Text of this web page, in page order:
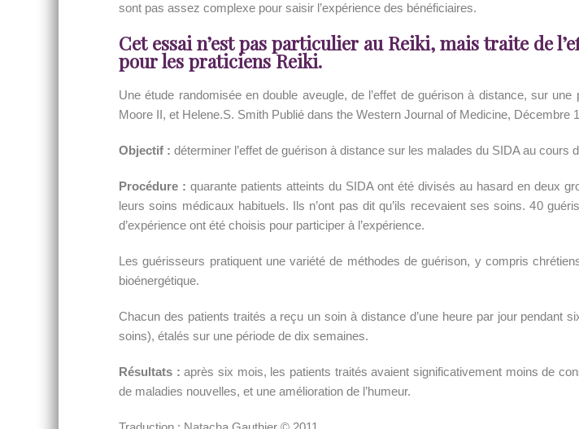
sont pas assez complexe pour saisir l’expérience des bénéficiaires.
Cet essai n’est pas particulier au Reiki, mais traite de
pour les praticiens Reiki.
Une étude randomisée en double aveugle, de l’effet de guérison à distance, sur
Moore II, et Helene.S. Smith Publié dans the Western Journal of Medicine, Décembre
Objectif : déterminer l’effet de guérison à distance sur les malades du SIDA au cours
Procédure : quarante patients atteints du SIDA ont été divisés au hasard en deux
leurs soins médicaux habituels. Ils n’ont pas dit qu’ils recevaient ses soins. 40
d’expérience ont été choisis pour participer à l’expérience.
Les guérisseurs pratiquent une variété de méthodes de guérison, y compris
bioénergétique.
Chacun des patients traités a reçu un soin à distance d’une heure par jour pendant
soins), étalés sur une période de dix semaines.
Résultats : après six mois, les patients traités avaient significativement moins de
de maladies nouvelles, et une amélioration de l’humeur.